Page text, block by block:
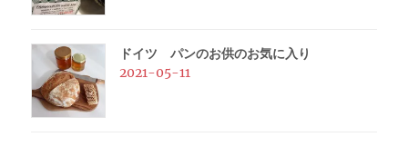
ドイツ パンのお供のお気に入り
2021-05-11